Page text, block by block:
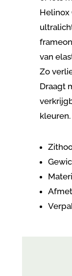
Helinox
van
Zo
Draagt
kleuren.